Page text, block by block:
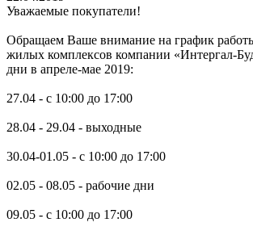
Уважаемые покупатели!
Обращаем Ваше внимание на график
жилых комплексов компании «Интергал-
дни в апреле-мае 2019:
27.04 - с 10:00 до 17:00
28.04 - 29.04 - выходные
30.04-01.05 - с 10:00 до 17:00
02.05 - 08.05 - рабочие дни
09.05 - с 10:00 до 17:00